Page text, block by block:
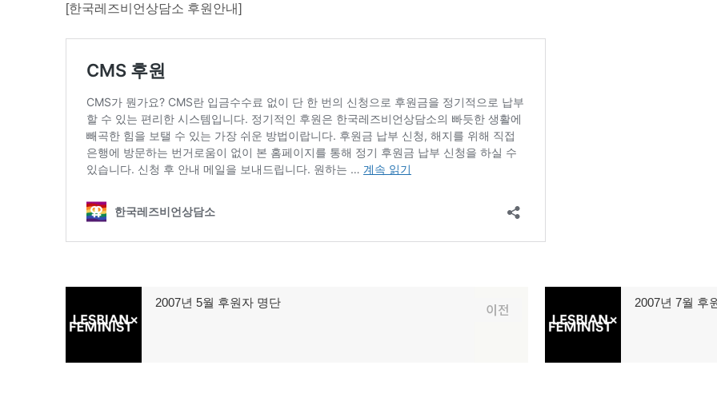
[한국레즈비언상담소 후원안내]
탐
색
이전
전
2007년 5월 후원자 명단
음
2007년 7월 후